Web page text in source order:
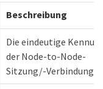
Beschreibung
Die eindeutige
der Node-to-Node-
Sitzung/-Verbindung.